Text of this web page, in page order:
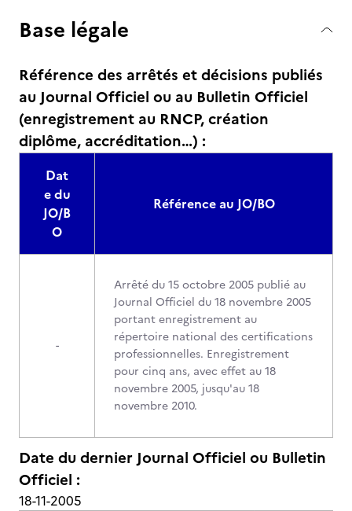
Base légale
Référence des arrêtés et décisions publiés
au Journal Officiel ou au Bulletin Officiel
(enregistrement au RNCP, création
diplôme, accréditation…) :
Dat
e du
JO/B
O
Référence au JO/BO
-
Arrêté du 15 octobre 2005 publié au
Journal Officiel du 18 novembre 2005
portant enregistrement au
répertoire national des certifications
professionnelles. Enregistrement
pour cinq ans, avec effet au 18
novembre 2005, jusqu'au 18
novembre 2010.
Date du dernier Journal Officiel ou Bulletin
Officiel :
18-11-2005